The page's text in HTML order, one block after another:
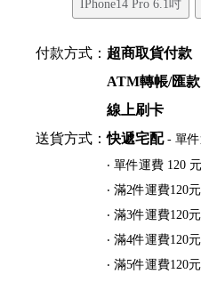
IPhone14 Pro 6.1吋
付款方式： 超商取貨付款
ATM轉帳/匯款
線上刷卡
送貨方式：快遞宅配- 單件
‧ 單件運費 120 元
‧ 滿2件運費120元
‧ 滿3件運費120元
‧ 滿4件運費120元
‧ 滿5件運費120元